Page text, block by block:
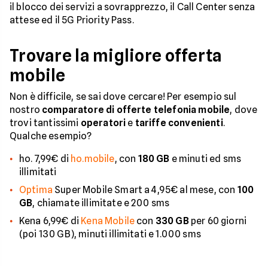
il blocco dei servizi a sovrapprezzo, il Call Center senza
attese ed il 5G Priority Pass.
Trovare la migliore offerta
mobile
Non è difficile, se sai dove cercare! Per esempio sul
nostro comparatore di offerte telefonia mobile, dove
trovi tantissimi operatori e tariffe convenienti.
Qualche esempio?
ho. 7,99€ di ho.mobile, con 180 GB e minuti ed sms
illimitati
Optima Super Mobile Smart a 4,95€ al mese, con 100
GB, chiamate illimitate e 200 sms
Kena 6,99€ di Kena Mobile con 330 GBper 60 giorni
(poi 130 GB), minuti illimitati e 1.000 sms